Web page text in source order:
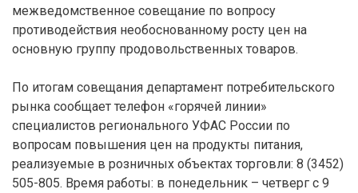
межведомственное совещание по вопросу
противодействия необоснованному росту цен на
основную группу продовольственных товаров.
По итогам совещания департамент потребительского
рынка сообщает телефон «горячей линии»
специалистов регионального УФАС России по
вопросам повышения цен на продукты питания,
реализуемые в розничных объектах торговли: 8 (3452)
505-805. Время работы: в понедельник – четверг с 9